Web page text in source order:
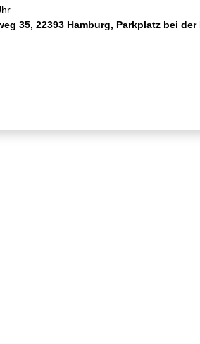
35, 22393 Hamburg, Parkplatz bei